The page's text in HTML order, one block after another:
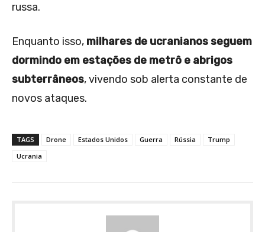
russa.
Enquanto isso, milhares de ucranianos seguem
dormindo em estações de metrô e abrigos
subterrâneos, vivendo sob alerta constante de
novos ataques.
TAGS Drone Estados Unidos Guerra Rússia
Trump
Ucrania